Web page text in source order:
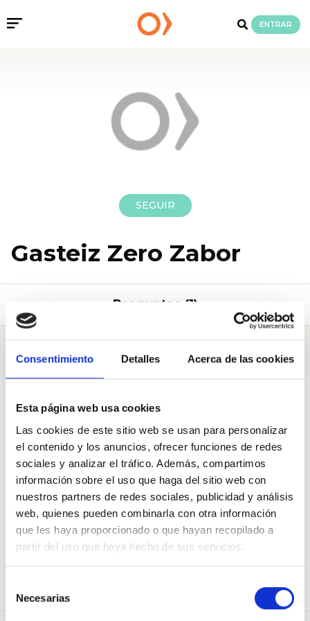
Consentimiento Detalles Acerca de las cookies
Esta página web usa cookies
Las cookies de este sitio web se usan para personalizar
el contenido y los anuncios, ofrecer funciones de redes
sociales y analizar el tráfico. Además, compartimos
información sobre el uso que haga del sitio web con
nuestros partners de redes sociales, publicidad y análisis
web, quienes pueden combinarla con otra información
que les haya proporcionado o que hayan recopilado a
partir del uso que haya hecho de sus servicios.
Necesarias
ENTRAR
SEGUIR
Gasteiz Zero Zabor
Preguntas (1)
Preguntas
A Vitoria-Gasteiz
Gasteizko Udalak birziklatze tasa eta hondakinen kudeaketa
eredua hobetu behar ditu, legedia betetzeko eta gure lurra
babesteko.
Pregunta deGasteiz Zero Zabor
28 Oct. 2021
15Apoyos de300